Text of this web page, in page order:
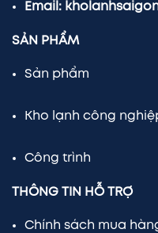
Email:
SẢN PHẨM
Sản phẩm
Kho lạnh công
Công trình
THÔNG TIN HỖ TRỢ
Chính sách mua